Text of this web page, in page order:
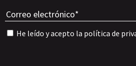
He leído y acepto la política de